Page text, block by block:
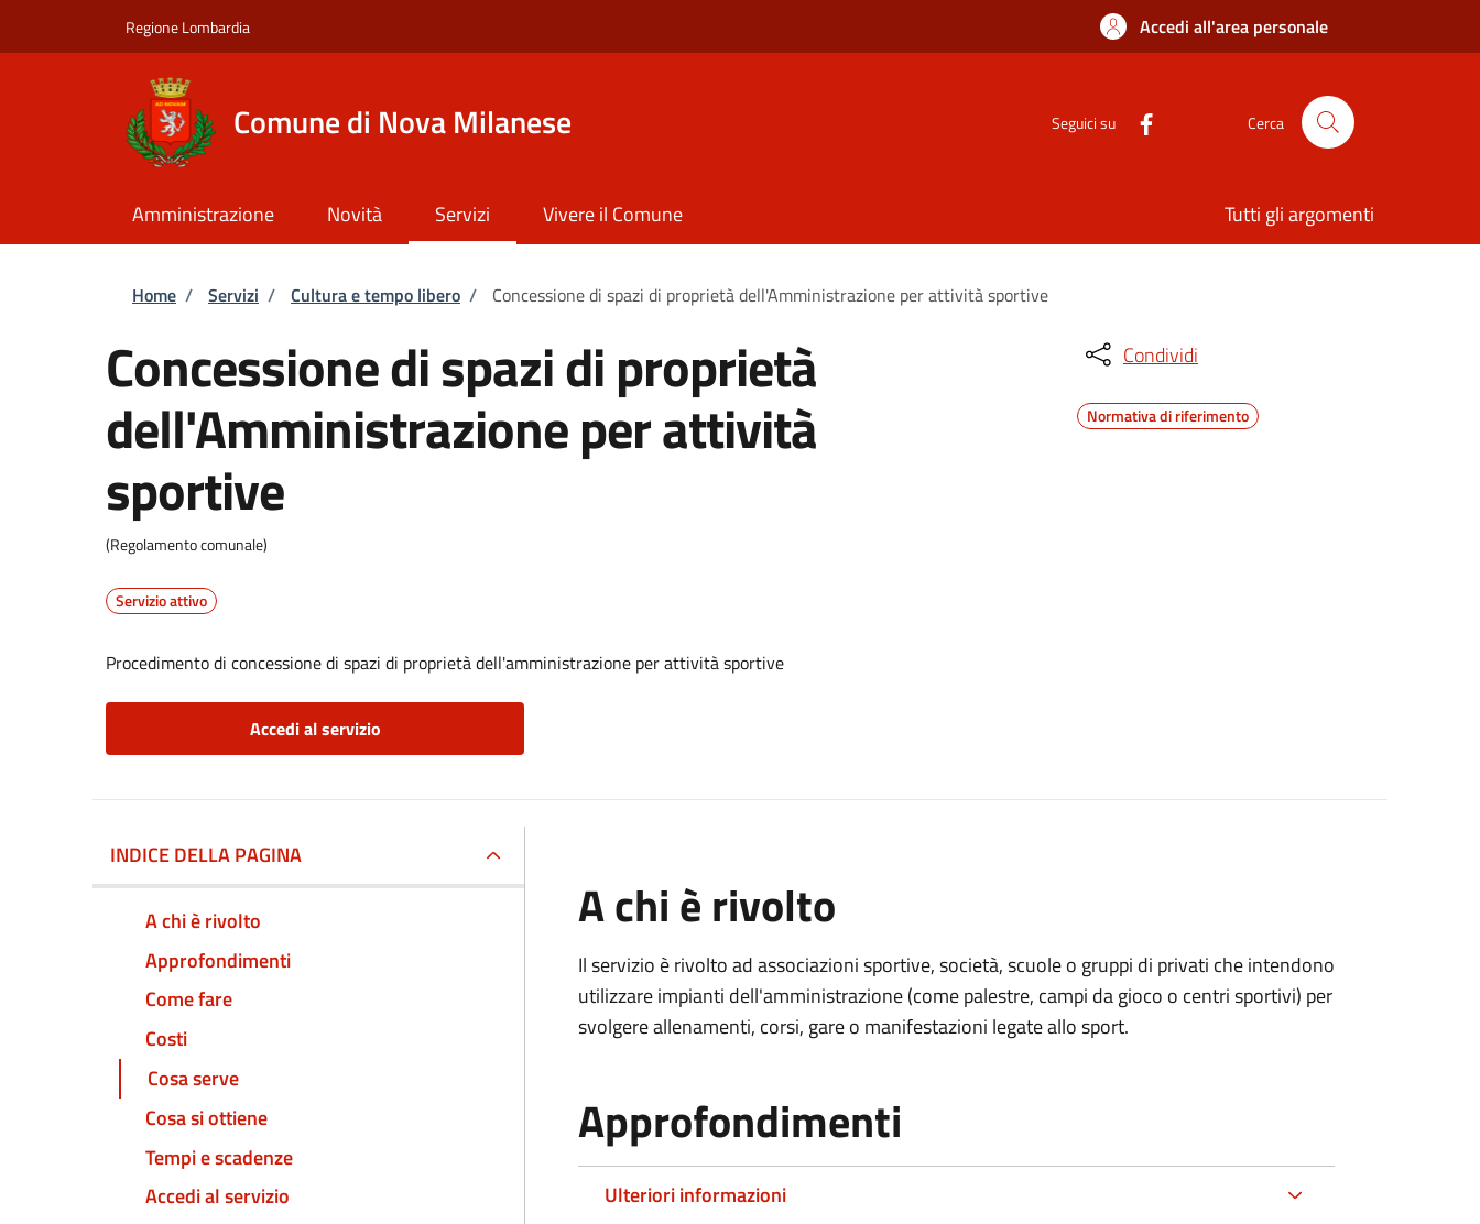
Regione Lombardia Accedi all'area personale
Comune di Nova Milanese Seguici su Cerca
Amministrazione Novità Servizi Vivere il Comune Tutti gli argomenti
Briciole di pane
Home / Servizi / Cultura e tempo libero / Concessione di spazi di proprietà dell'Amministrazione per attività sportive
Concessione di spazi di proprietà
dell'Amministrazione per attività
sportive
(Regolamento comunale)
Servizio attivo
Procedimento di concessione di spazi di proprietà dell'amministrazione per attività sportive
Accedi al servizio
Condividi
Normativa di riferimento
INDICE DELLA PAGINA
A chi è rivolto
Approfondimenti
Come fare
Costi
Cosa serve
Cosa si ottiene
Tempi e scadenze
Accedi al servizio
A chi è rivolto
Il servizio è rivolto ad associazioni sportive, società, scuole o gruppi di privati che intendono
utilizzare impianti dell'amministrazione (come palestre, campi da gioco o centri sportivi) per
svolgere allenamenti, corsi, gare o manifestazioni legate allo sport.
Approfondimenti
Ulteriori informazioni